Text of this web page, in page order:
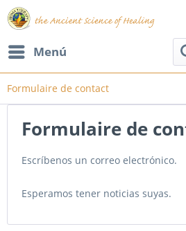
Menú
Formulaire de contact
Formulaire de
Escríbenos un correo electrónico.
Esperamos tener noticias suyas.